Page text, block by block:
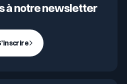
à notre newsletter